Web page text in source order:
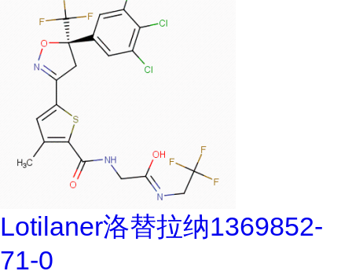
Lotilaner洛替拉纳1369852-
71-0